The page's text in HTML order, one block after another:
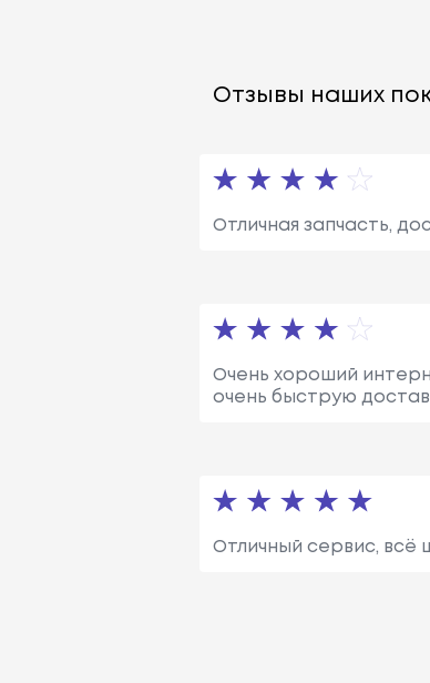
Отзывы наших
Отличная запчасть,
Очень хороший
очень быструю
Отличный сервис, всё